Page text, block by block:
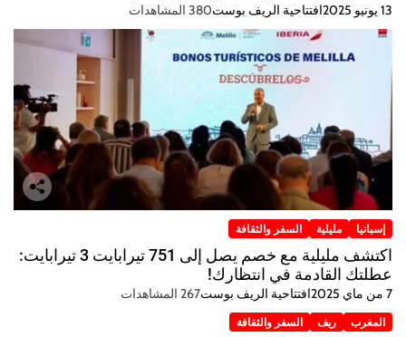
13 يونيو 2025 افتتاحية الريف بوست380 المشاهدات
إسبانيا مليلية السفر والثقافة
اكتشف مليلية مع خصم يصل إلى 751 تيرابايت 3 تيرابايت:
عطلتك القادمة في انتظارك!
7 من ماي 2025 افتتاحية الريف بوست267 المشاهدات
المغرب ريف السفر والثقافة